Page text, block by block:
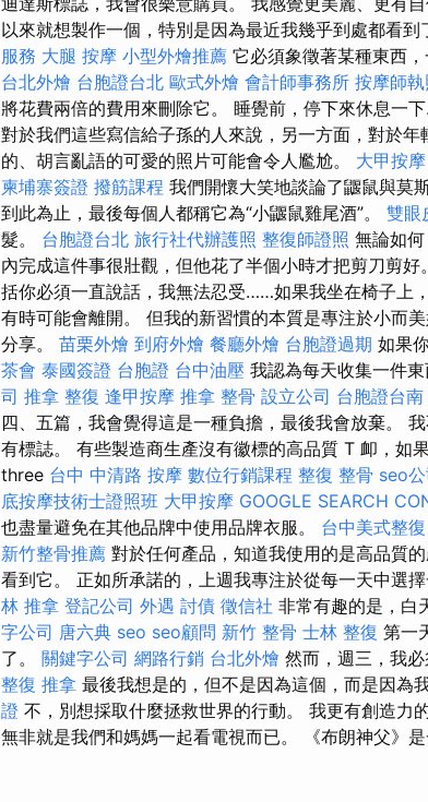
以來就想製作一個，特別是因為最近我幾乎到處都看到
服務 大腿 按摩 小型外燴推薦 它必須象徵著某種東西
台北外燴 台胞證台北 歐式外燴 會計師事務所 按摩師執
將花費兩倍的費用來刪除它。 睡覺前，停下來休息一下
對於我們這些寫信給子孫的人來說，另一方面，對於
的、胡言亂語的可愛的照片可能會令人尷尬。 大甲按摩
柬埔寨簽證 撥筋課程 我們開懷大笑地談論了鼴鼠與莫
到此為止，最後每個人都稱它為“小鼴鼠雞尾酒”。 雙眼
髮。 台胞證台北 旅行社代辦護照 整復師證照 無論如
內完成這件事很壯觀，但他花了半個小時才把剪刀剪好
括你必須一直說話，我無法忍受……如果我坐在椅子上
有時可能會離開。 但我的新習慣的本質是專注於小而美
分享。 苗栗外燴 到府外燴 餐廳外燴 台胞證過期 如果
茶會 泰國簽證 台胞證 台中油壓 我認為每天收集一件東
司 推拿 整復 逢甲按摩 推拿 整骨 設立公司 台胞證台南
四、五篇，我會覺得這是一種負擔，最後我會放棄。
有標誌。 有些製造商生產沒有徽標的高品質 T 卹，如
three 台中 中清路 按摩 數位行銷課程 整復 整骨 seo公
底按摩技術士證照班 大甲按摩 GOOGLE SEARCH
也盡量避免在其他品牌中使用品牌衣服。 台中美式整復
新竹整骨推薦 對於任何產品，知道我使用的是高品質
看到它。 正如所承諾的，上週我專注於從每一天中選
林 推拿 登記公司 外遇 討債 徵信社 非常有趣的是，白
字公司 唐六典 seo seo顧問 新竹 整骨 士林 整復 第一
了。 關鍵字公司 網路行銷 台北外燴 然而，週三，我
整復 推拿 最後我想是的，但不是因為這個，而是因為
證 不，別想採取什麼拯救世界的行動。 我更有創造力
無非就是我們和媽媽一起看電視而已。 《布朗神父》